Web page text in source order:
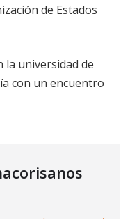
de Estados
la universidad de
con un encuentro